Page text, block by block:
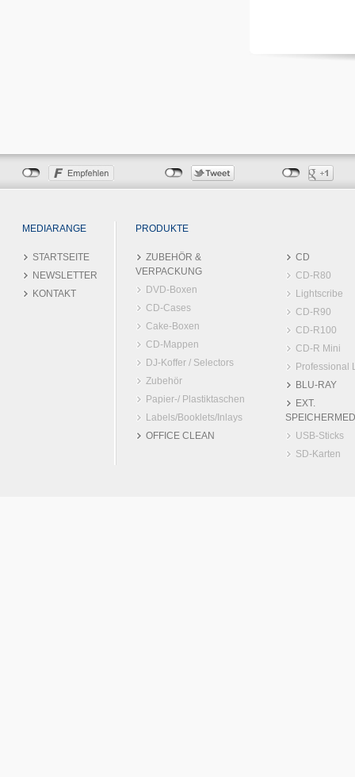
MEDIARANGE PRODUKTE
STARTSEITE
NEWSLETTER
KONTAKT
ZUBEHÖR &
VERPACKUNG
DVD-Boxen
CD-Cases
Cake-Boxen
CD-Mappen
DJ-Koffer / Selectors
Zubehör
Papier-/ Plastiktaschen
Labels/Booklets/Inlays
OFFICE CLEAN
CD
CD-R80
Lightscribe
CD-R90
CD-R100
CD-R Mini
Professional
BLU-RAY
EXT.
USB-Sticks
SD-Karten